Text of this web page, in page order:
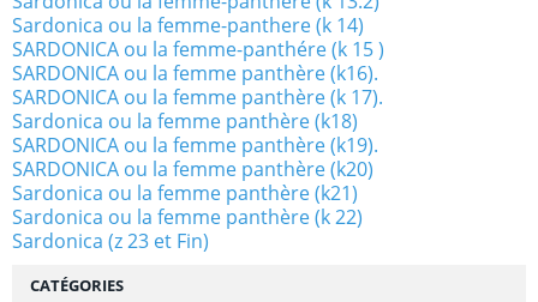
Sardonica ou la femme-panthere (k 14)
SARDONICA ou la femme-panthére (k 15 )
SARDONICA ou la femme panthère (k16).
SARDONICA ou la femme panthère (k 17).
Sardonica ou la femme panthère (k18)
SARDONICA ou la femme panthère (k19).
SARDONICA ou la femme panthère (k20)
Sardonica ou la femme panthère (k21)
Sardonica ou la femme panthère (k 22)
Sardonica (z 23 et Fin)
CATÉGORIES